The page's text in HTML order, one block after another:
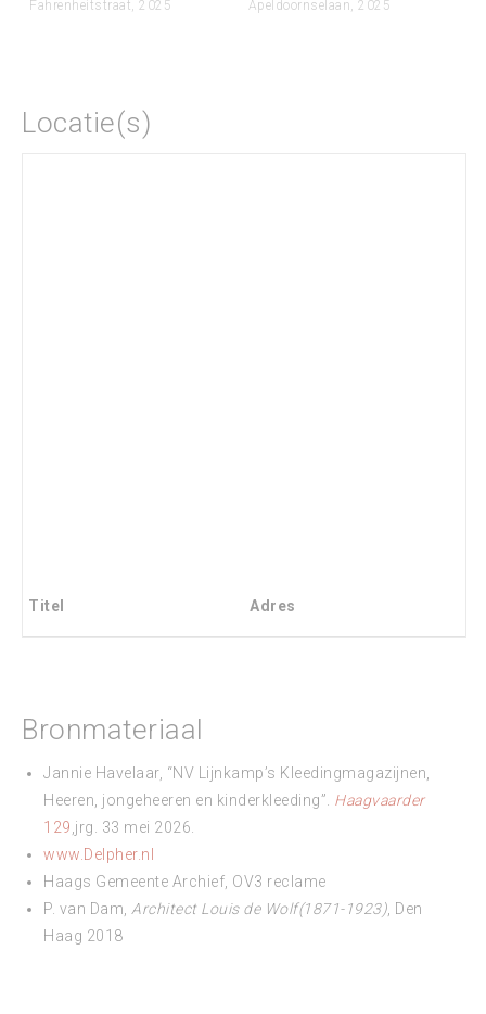
Fahrenheitstraat, 2025
Apeldoornselaan, 2025
Locatie(s)
Titel Adres
Bronmateriaal
Jannie Havelaar, “NV Lijnkamp’s Kleedingmagazijnen,
Heeren, jongeheeren en kinderkleeding”. Haagvaarder
129,jrg. 33 mei 2026.
www.Delpher.nl
Haags Gemeente Archief, OV3 reclame
P. van Dam, Architect Louis de Wolf(1871-1923), Den
Haag 2018